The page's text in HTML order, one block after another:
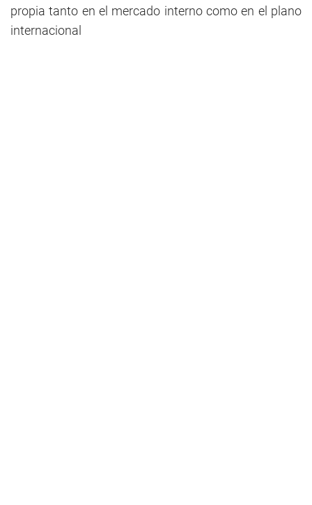
propia tanto en el mercado interno como en el plano
internacional